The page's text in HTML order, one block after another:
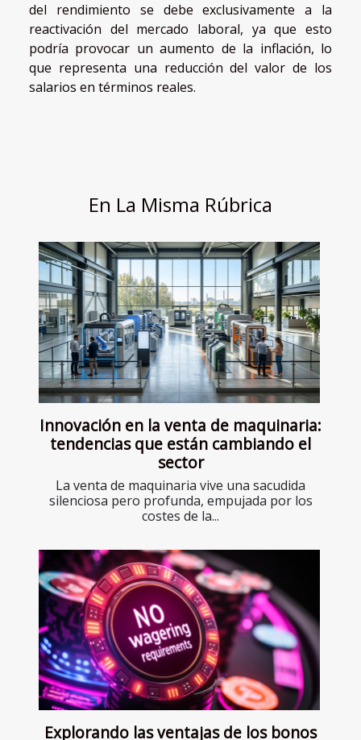
del rendimiento se debe exclusivamente a la
reactivación del mercado laboral, ya que esto
podría provocar un aumento de la inflación, lo
que representa una reducción del valor de los
salarios en términos reales.
En La Misma Rúbrica
Innovación en la venta de maquinaria:
tendencias que están cambiando el
sector
La venta de maquinaria vive una sacudida
silenciosa pero profunda, empujada por los
costes de la...
Explorando las ventajas de los bonos